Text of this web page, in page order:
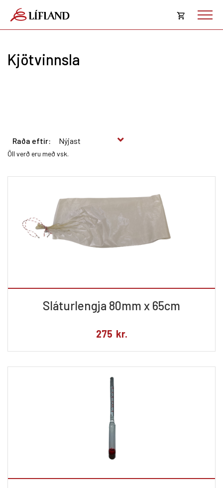
Opna
Karfan þín
Kjötvinnsla
Öll verð eru með vsk.
Raða eftir:
Sláturlengja 80mm x 65cm
275 kr.